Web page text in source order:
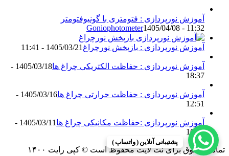
آموزش نورپردازی : فتومتری با گونیوفتومتر
Goniophotometer1405/04/08 - 11:32
آموزش نورپردازی : بازپخش نورچراغ 1405/03/21 - 11:41
آموزش نورپردازی : حفاظت الکتریکی چراغ ها
1405/03/18 -
18:37
آموزش نورپردازی : حفاظت حرارتی چراغ ها
1405/03/16 -
12:51
آموزش نورپردازی :حفاظت مکانیکی چراغ ها
1405/03/11 -
16:13
تمامی حقوق برای نت لایت محفوظ است © کپی رایت ۱۴۰۰
پشتیبانی آنلاین ( واتساپ )